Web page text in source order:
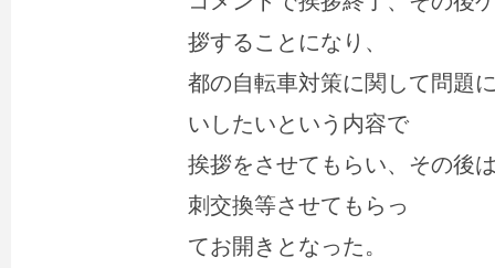
拶することになり、
都の自転車対策に関して問題
いしたいという内容で
挨拶をさせてもらい、その後
刺交換等させてもらっ
てお開きとなった。